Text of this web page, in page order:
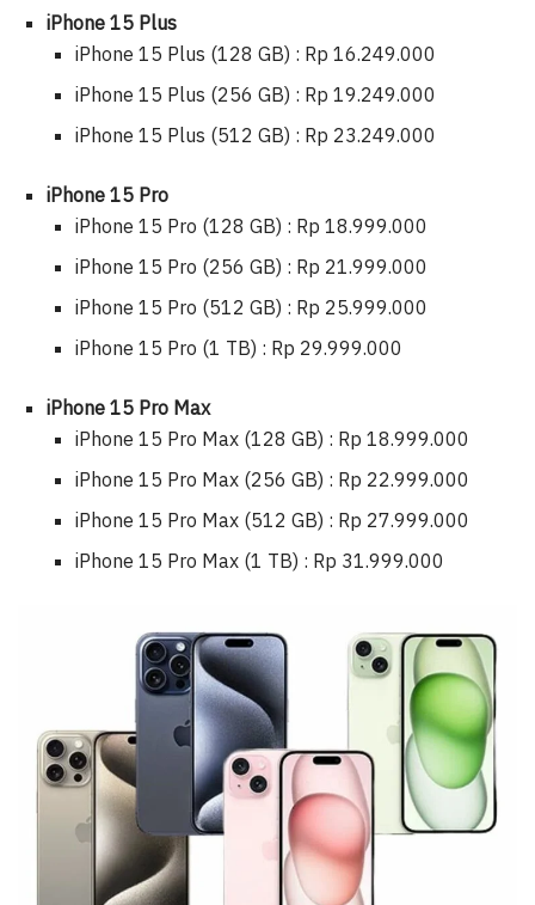
iPhone 15 Plus
iPhone 15 Plus (128 GB) : Rp 16.249.000
iPhone 15 Plus (256 GB) : Rp 19.249.000
iPhone 15 Plus (512 GB) : Rp 23.249.000
iPhone 15 Pro
iPhone 15 Pro (128 GB) : Rp 18.999.000
iPhone 15 Pro (256 GB) : Rp 21.999.000
iPhone 15 Pro (512 GB) : Rp 25.999.000
iPhone 15 Pro (1 TB) : Rp 29.999.000
iPhone 15 Pro Max
iPhone 15 Pro Max (128 GB) : Rp 18.999.000
iPhone 15 Pro Max (256 GB) : Rp 22.999.000
iPhone 15 Pro Max (512 GB) : Rp 27.999.000
iPhone 15 Pro Max (1 TB) : Rp 31.999.000